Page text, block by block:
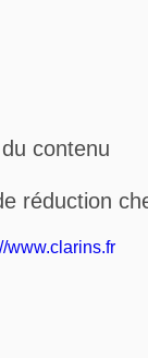
contenu
réduction
www.clarins.fr